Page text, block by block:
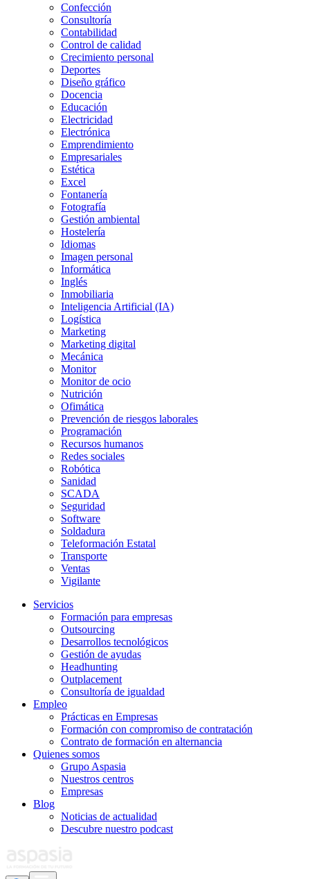
Confección
Consultoría
Contabilidad
Control de calidad
Crecimiento personal
Deportes
Diseño gráfico
Docencia
Educación
Electricidad
Electrónica
Emprendimiento
Empresariales
Estética
Excel
Fontanería
Fotografía
Gestión ambiental
Hostelería
Idiomas
Imagen personal
Informática
Inglés
Inmobiliaria
Inteligencia Artificial (IA)
Logística
Marketing
Marketing digital
Mecánica
Monitor
Monitor de ocio
Nutrición
Ofimática
Prevención de riesgos laborales
Programación
Recursos humanos
Redes sociales
Robótica
Sanidad
SCADA
Seguridad
Software
Soldadura
Teleformación Estatal
Transporte
Ventas
Vigilante
Servicios
Formación para empresas
Outsourcing
Desarrollos tecnológicos
Gestión de ayudas
Headhunting
Outplacement
Consultoría de igualdad
Empleo
Prácticas en Empresas
Formación con compromiso de contratación
Contrato de formación en alternancia
Quienes somos
Grupo Aspasia
Nuestros centros
Empresas
Blog
Noticias de actualidad
Descubre nuestro podcast